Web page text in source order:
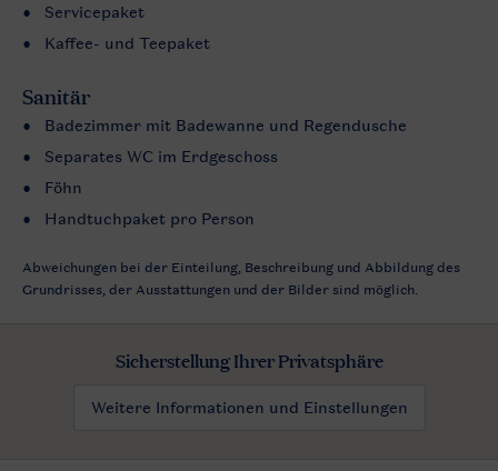
Servicepaket
Kaffee- und Teepaket
Sanitär
Badezimmer mit Badewanne und Regendusche
Separates WC im Erdgeschoss
Föhn
Handtuchpaket pro Person
Abweichungen bei der Einteilung, Beschreibung und Abbildung des
Grundrisses, der Ausstattungen und der Bilder sind möglich.
Sicherstellung Ihrer Privatsphäre
Weitere Informationen und Einstellungen